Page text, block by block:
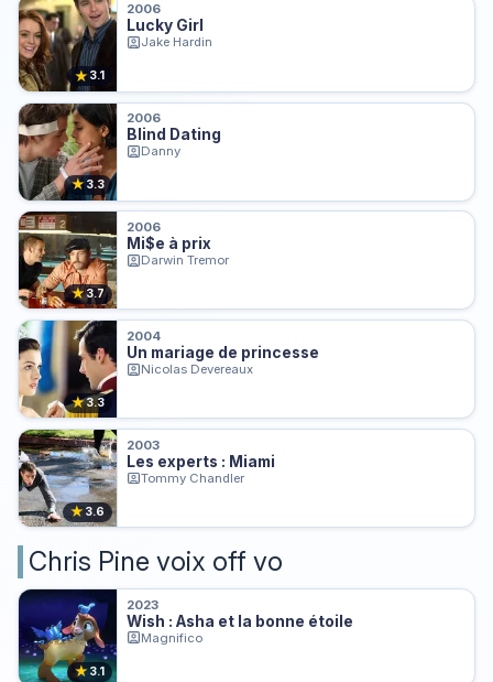
★3.1
2006
Lucky Girl
Jake Hardin
★3.3
2006
Blind Dating
Danny
★3.7
2006
Mi$e à prix
Darwin Tremor
★3.3
2004
Un mariage de princesse
Nicolas Devereaux
★3.6
2003
Les experts : Miami
Tommy Chandler
Chris Pine voix off vo
★3.1
2023
Wish : Asha et la bonne étoile
Magnifico